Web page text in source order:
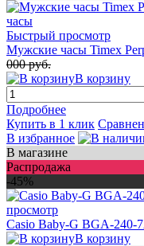
Быстрый просмотр
Мужские часы Timex
000 руб.
В корзину
Подробнее
Купить в 1 клик
В избранное
В магазине
Распродажа
-45%
просмотр
Casio Baby-G BGA-240-
В корзину